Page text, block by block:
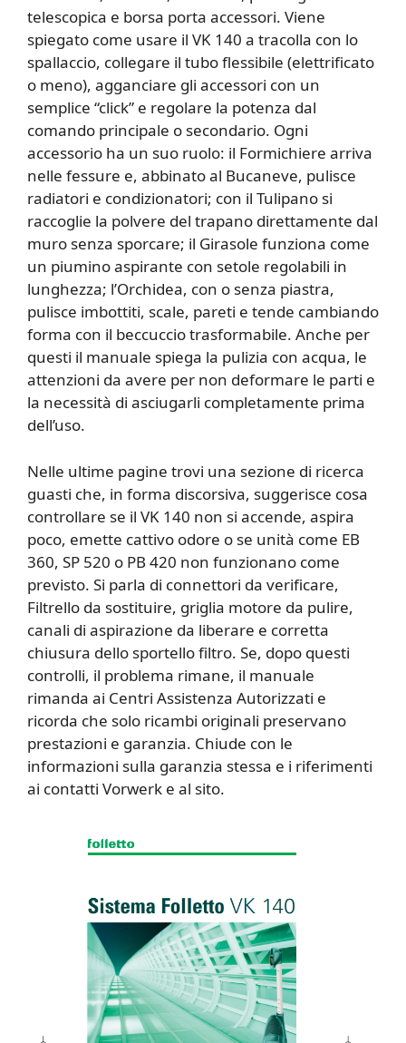
telescopica e borsa porta accessori. Viene
spiegato come usare il VK 140 a tracolla con lo
spallaccio, collegare il tubo flessibile (elettrificato
o meno), agganciare gli accessori con un
semplice “click” e regolare la potenza dal
comando principale o secondario. Ogni
accessorio ha un suo ruolo: il Formichiere arriva
nelle fessure e, abbinato al Bucaneve, pulisce
radiatori e condizionatori; con il Tulipano si
raccoglie la polvere del trapano direttamente dal
muro senza sporcare; il Girasole funziona come
un piumino aspirante con setole regolabili in
lunghezza; l’Orchidea, con o senza piastra,
pulisce imbottiti, scale, pareti e tende cambiando
forma con il beccuccio trasformabile. Anche per
questi il manuale spiega la pulizia con acqua, le
attenzioni da avere per non deformare le parti e
la necessità di asciugarli completamente prima
dell’uso.
Nelle ultime pagine trovi una sezione di ricerca
guasti che, in forma discorsiva, suggerisce cosa
controllare se il VK 140 non si accende, aspira
poco, emette cattivo odore o se unità come EB
360, SP 520 o PB 420 non funzionano come
previsto. Si parla di connettori da verificare,
Filtrello da sostituire, griglia motore da pulire,
canali di aspirazione da liberare e corretta
chiusura dello sportello filtro. Se, dopo questi
controlli, il problema rimane, il manuale
rimanda ai Centri Assistenza Autorizzati e
ricorda che solo ricambi originali preservano
prestazioni e garanzia. Chiude con le
informazioni sulla garanzia stessa e i riferimenti
ai contatti Vorwerk e al sito.